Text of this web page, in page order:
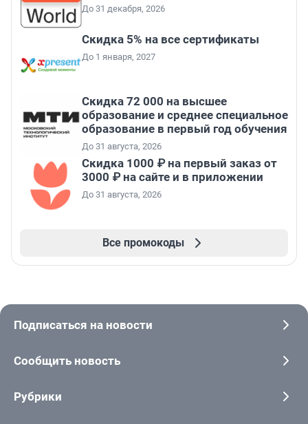
До 31 декабря, 2026
Скидка 5% на все сертификаты
До 1 января, 2027
Скидка 72 000 на высшее
образование и среднее специальное
образование в первый год обучения
До 31 августа, 2026
Скидка 1000 ₽ на первый заказ от
3000 ₽ на сайте и в приложении
До 31 августа, 2026
Все промокоды
Подписаться на новости
Сообщить новость
Рубрики